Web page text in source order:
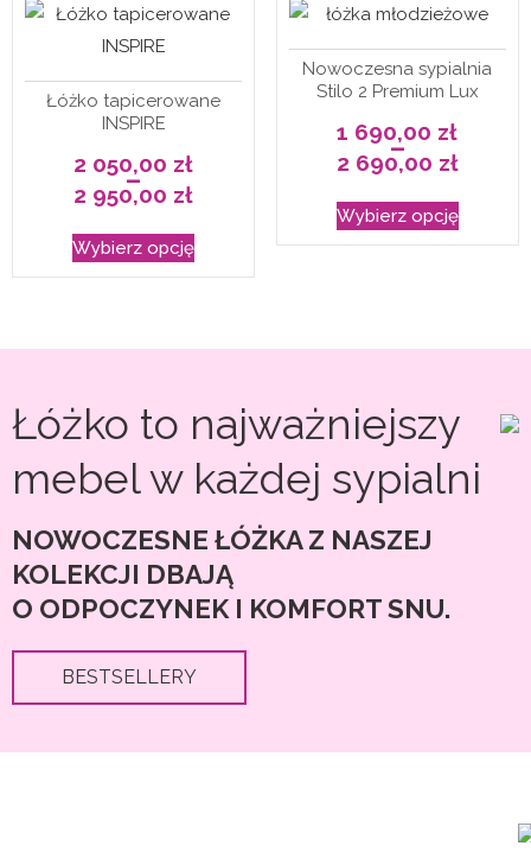
wariantów.
można
wybrać
Opcje
można
na
stronie
Łóżko tapicerowane
INSPIRE
2 050,00 zł
–
2 950,00 zł
Zakres
od
2
050,00 zł
do
Wybierz opcję
Ten
produkt
można
wybrać
na
produktu
Nowoczesna sypialnia
Stilo 2 Premium Lux
1 690,00 zł
–
2 690,00 zł
Zakres
od
1
690,00 zł
do
Wybierz opcję
Ten
produkt
wybrać
stronie
Łóżko to najważniejszy
mebel w każdej sypialni
NOWOCZESNE ŁÓŻKA Z NASZEJ
KOLEKCJI DBAJĄ
O ODPOCZYNEK I KOMFORT SNU.
BESTSELLERY